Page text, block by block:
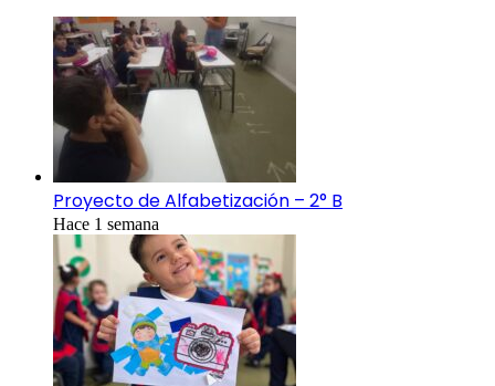
Proyecto de Alfabetización – 2° B
Hace 1 semana